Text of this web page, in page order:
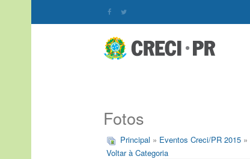
Fotos
Principal » Eventos Creci/PR 2015 »
Voltar à Categoria